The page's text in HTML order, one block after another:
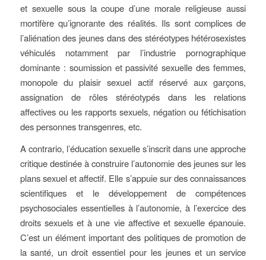
et sexuelle sous la coupe d’une morale religieuse aussi
mortifère qu’ignorante des réalités. Ils sont complices de
l’aliénation des jeunes dans des stéréotypes hétérosexistes
véhiculés notamment par l’industrie pornographique
dominante : soumission et passivité sexuelle des femmes,
monopole du plaisir sexuel actif réservé aux garçons,
assignation de rôles stéréotypés dans les relations
affectives ou les rapports sexuels, négation ou fétichisation
des personnes transgenres, etc.
A contrario, l’éducation sexuelle s’inscrit dans une approche
critique destinée à construire l’autonomie des jeunes sur les
plans sexuel et affectif. Elle s’appuie sur des connaissances
scientifiques et le développement de compétences
psychosociales essentielles à l’autonomie, à l’exercice des
droits sexuels et à une vie affective et sexuelle épanouie.
C’est un élément important des politiques de promotion de
la santé, un droit essentiel pour les jeunes et un service